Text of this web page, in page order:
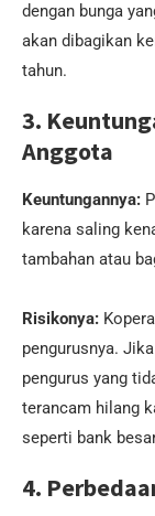
dengan bunga
akan dibagikan
tahun.
3.
Anggota
Keuntungannya:
karena saling
tambahan atau
Risikonya:
pengurusnya.
pengurus yang
terancam hilang
seperti bank
4.